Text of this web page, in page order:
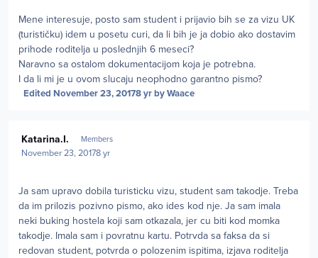
Mene interesuje, posto sam student i prijavio bih se za vizu UK
(turističku) idem u posetu curi, da li bih je ja dobio ako dostavim
prihode roditelja u poslednjih 6 meseci?
Naravno sa ostalom dokumentacijom koja je potrebna.
I da li mi je u ovom slucaju neophodno garantno pismo?
Edited November 23, 20178 yrby Waace
Katarina.I. Members
November 23, 20178 yr
Ja sam upravo dobila turisticku vizu, student sam takodje. Treba
da im prilozis pozivno pismo, ako ides kod nje. Ja sam imala
neki buking hostela koji sam otkazala, jer cu biti kod momka
takodje. Imala sam i povratnu kartu. Potrvda sa faksa da si
redovan student, potvrda o polozenim ispitima, izjava roditelja